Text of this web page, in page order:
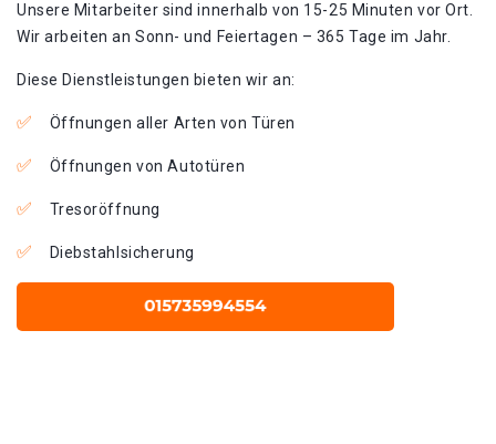
Unsere Mitarbeiter sind innerhalb von 15-25 Minuten vor Ort.
Wir arbeiten an Sonn- und Feiertagen – 365 Tage im Jahr.
Diese Dienstleistungen bieten wir an:
Öffnungen aller Arten von Türen
Öffnungen von Autotüren
Tresoröffnung
Diebstahlsicherung